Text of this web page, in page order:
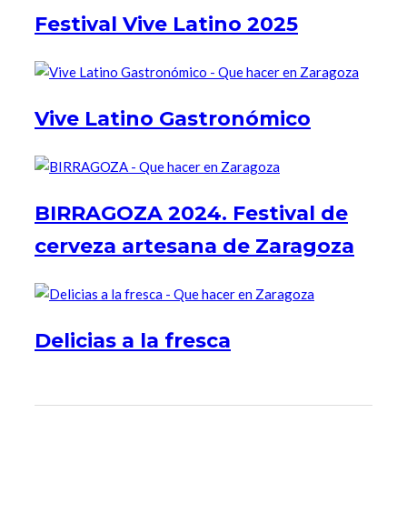
Festival Vive Latino 2025
Vive Latino Gastronómico
BIRRAGOZA 2024. Festival de
cerveza artesana de Zaragoza
Delicias a la fresca